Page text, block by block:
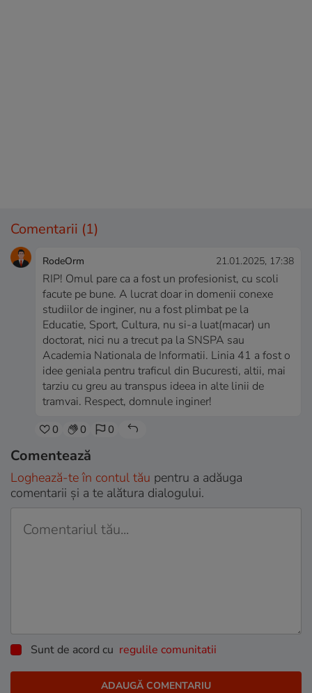
Comentarii (1)
RodeOrm 21.01.2025, 17:38
RIP! Omul pare ca a fost un profesionist, cu scoli
facute pe bune. A lucrat doar in domenii conexe
studiilor de inginer, nu a fost plimbat pe la
Educatie, Sport, Cultura, nu si-a luat(macar) un
doctorat, nici nu a trecut pa la SNSPA sau
Academia Nationala de Informatii. Linia 41 a fost o
idee geniala pentru traficul din Bucuresti, altii, mai
tarziu cu greu au transpus ideea in alte linii de
tramvai. Respect, domnule inginer!
0 0 0
Comentează
Loghează-te în contul tău pentru a adăuga
comentarii și a te alătura dialogului.
Sunt de acord cu regulile comunitatii